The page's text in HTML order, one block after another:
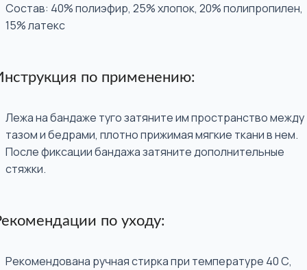
Состав: 40% полиэфир, 25% хлопок, 20% полипропилен,
15% латекс
по применению:
Лежа на бандаже туго затяните им пространство между
тазом и бедрами, плотно прижимая мягкие ткани в нем.
После фиксации бандажа затяните дополнительные
стяжки.
по уходу:
Рекомендована ручная стирка при температуре 40 С,